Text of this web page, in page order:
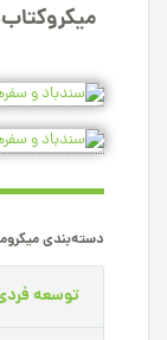
دسته‌بندی
توسعه